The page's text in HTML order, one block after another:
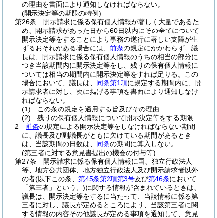
の理由を書面により通知しなければならない。
(開示決定等の期限の特例)
第26条
開示請求に係る保有個人情報が著しく大量であるた
め、開示請求があった日から60日以内にその全てについて
開示決定等をすることにより事務の遂行に著しい支障が生
ずるおそれがある場合には、 前条の規定にかかわらず、議
長は、開示請求に係る保有個人情報のうちの相当の部分に
つき当該期間内に開示決定等をし、残りの保有個人情報に
ついては相当の期間内に開示決定等をすれば足りる。
この
場合において、議長は、 同条第1項に規定する期間内に、開
示請求者に対し、次に掲げる事項を書面により通知しなけ
ればならない。
(1)
この条の規定を適用する旨及びその理由
(2)
残りの保有個人情報について開示決定等をする期限
2
前条の規定による開示決定等をしなければならない期間
に、議長及び副議長がともに欠けている期間があるとき
は、当該期間の日数は、 同条の期間に算入しない。
(第三者に対する意見書提出の機会の付与等)
第27条
開示請求に係る保有個人情報に国、独立行政法人
等、地方公共団体、地方独立行政法人及び開示請求者以外
の者(以下この条、 第45条第2項第3号及び第46条において
「第三者」という。)に関する情報が含まれているときは、
議長は、開示決定等をするに当たって、当該情報に係る第
三者に対し、議長が定めるところにより、当該第三者に関
する情報の内容その他議長が定める事項を通知して、意見